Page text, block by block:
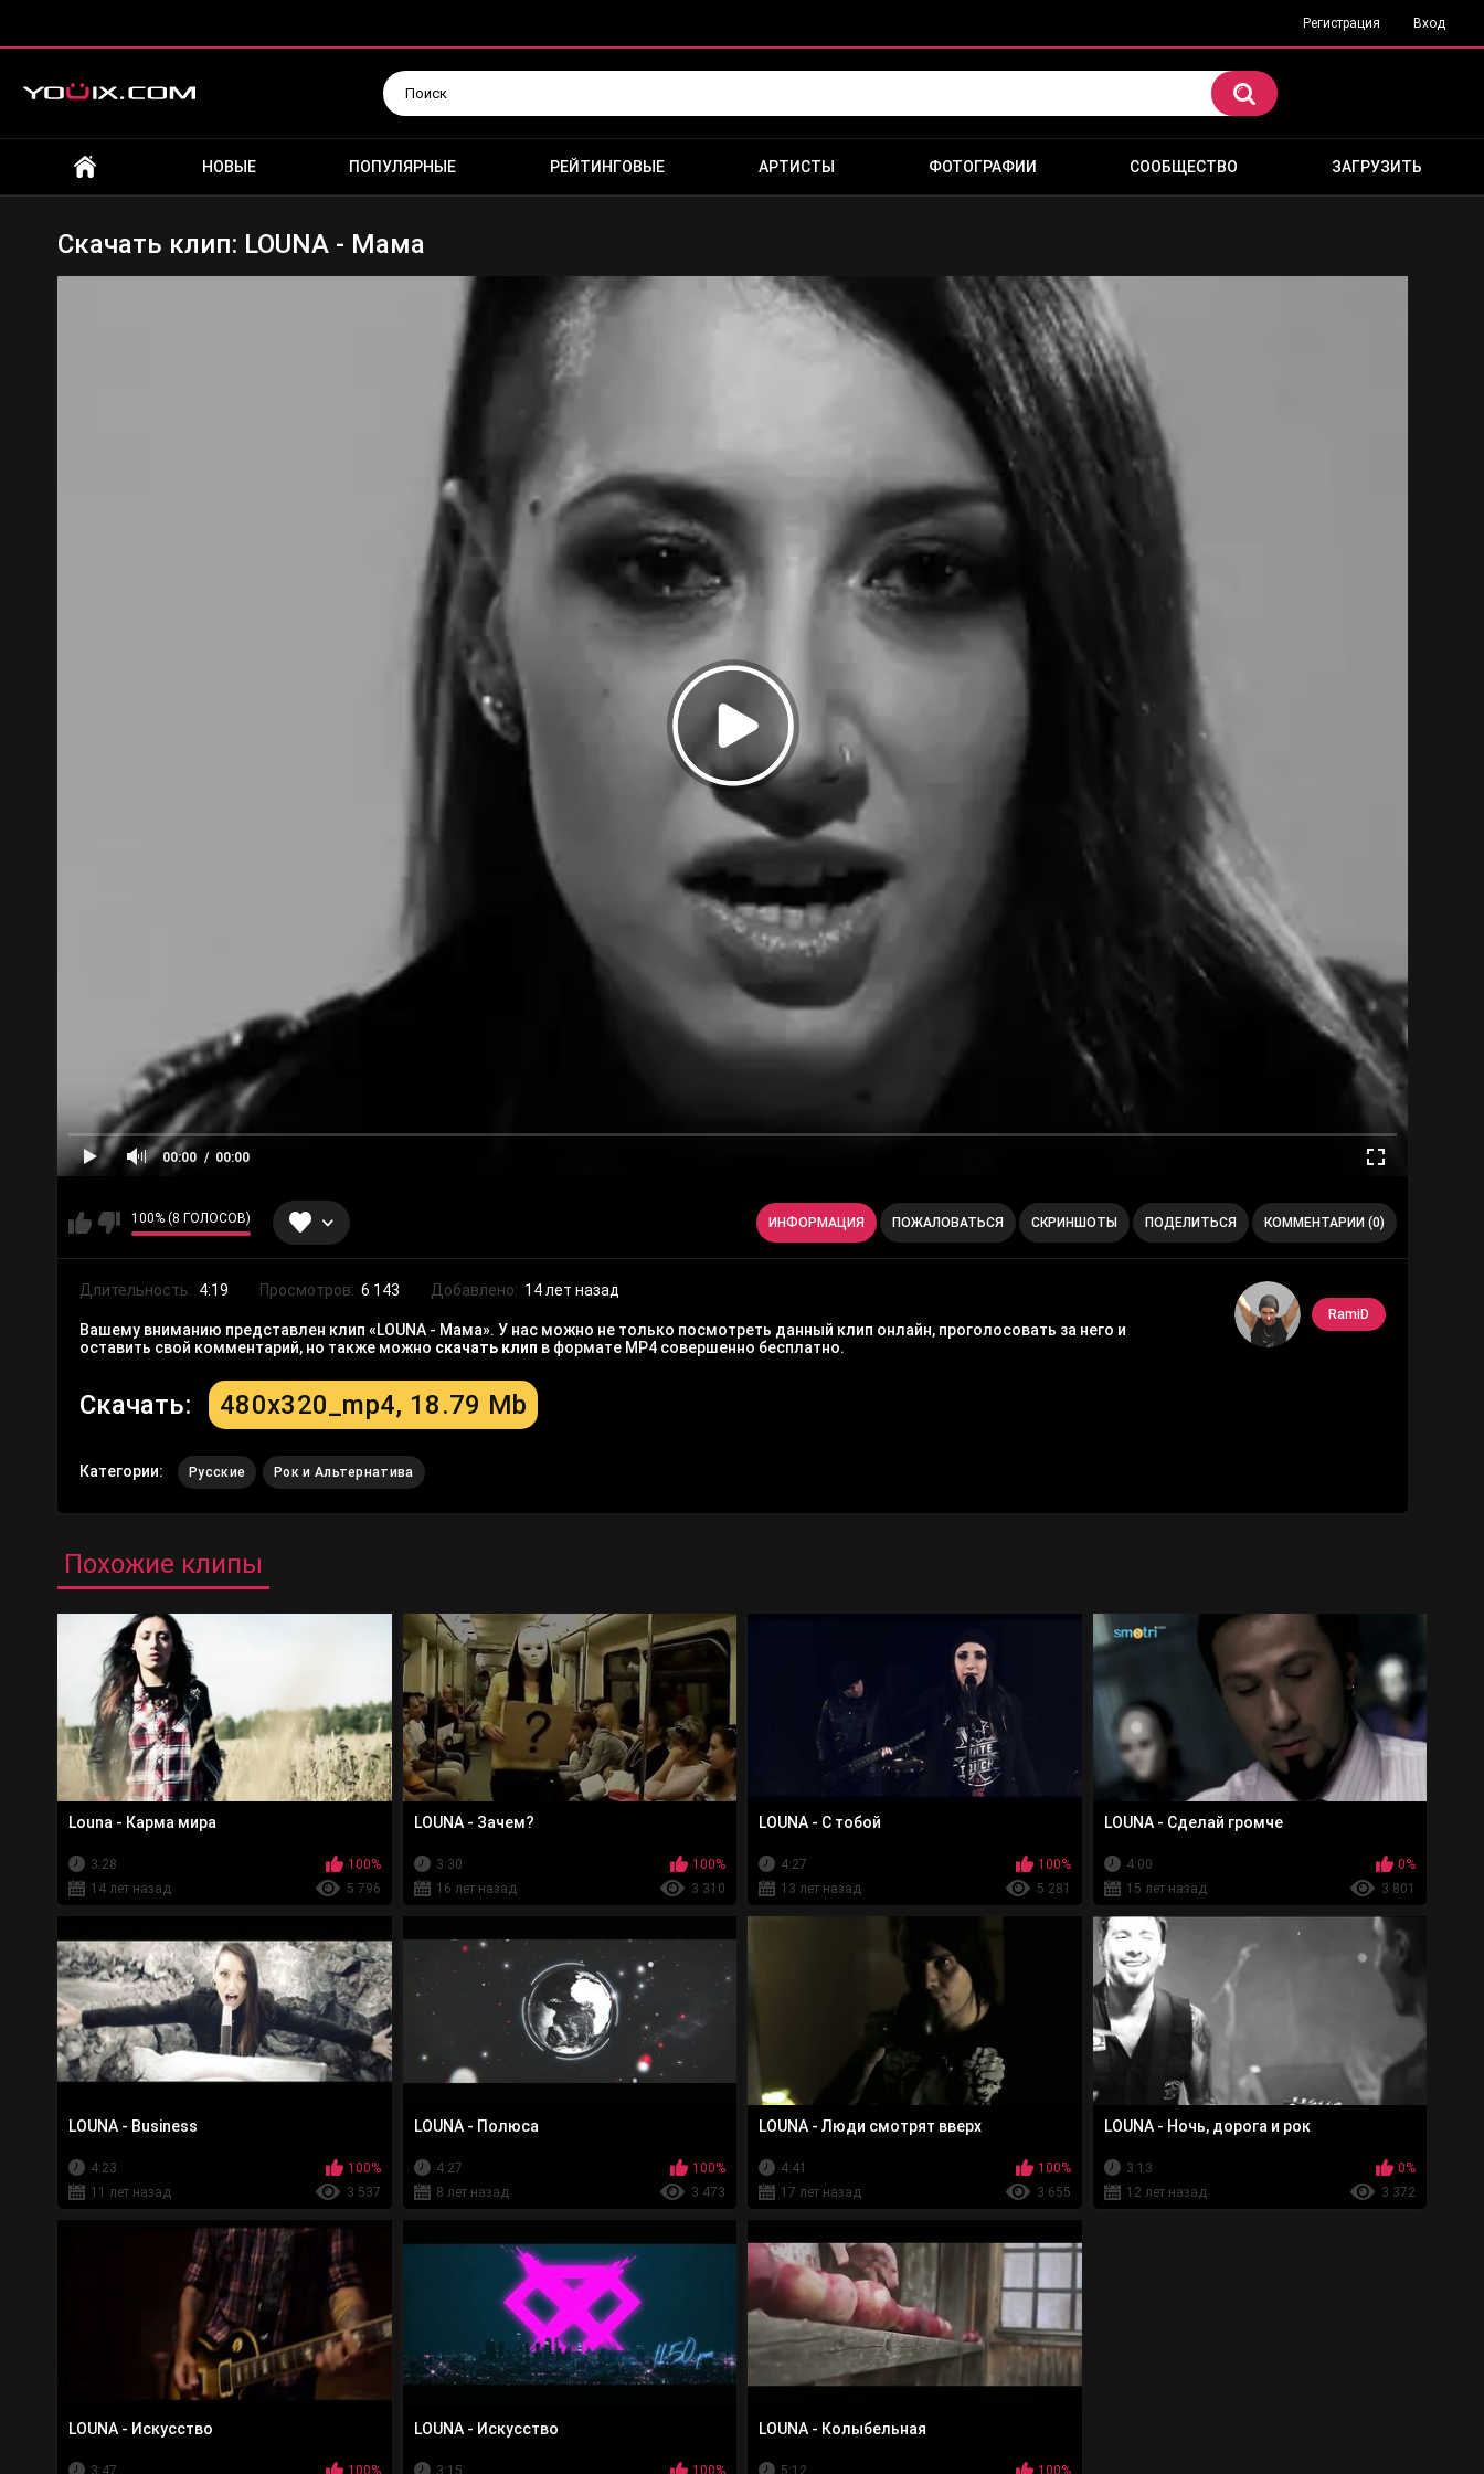
Регистрация Вход
НОВЫЕ ПОПУЛЯРНЫЕ РЕЙТИНГОВЫЕ АРТИСТЫ ФОТОГРАФИИ СООБЩЕСТВО ЗАГРУЗИТЬ
Скачать клип: LOUNA - Мама
00:00 00:00
100% (8 ГОЛОСОВ) ИНФОРМАЦИЯ ПОЖАЛОВАТЬСЯ СКРИНШОТЫ ПОДЕЛИТЬСЯ КОММЕНТАРИИ (0)
RamiD
Длительность: 4:19 Просмотров: 6 143 Добавлено: 14 лет назад
Вашему вниманию представлен клип «LOUNA - Мама». У нас можно не только посмотреть данный клип онлайн, проголосовать за него и
оставить свой комментарий, но также можно скачать клип в формате MP4 совершенно бесплатно.
Скачать: 480x320_mp4, 18.79 Mb
Категории: Русские Рок и Альтернатива
Похожие клипы
Louna - Карма мира
3:28
100%
14 лет назад
5 796
LOUNA - Зачем?
3:30
100%
16 лет назад
3 310
LOUNA - С тобой
4:27
100%
13 лет назад
5 281
LOUNA - Сделай громче
4:00
0%
15 лет назад
3 801
LOUNA - Business
4:23
100%
11 лет назад
3 537
LOUNA - Полюса
4:27
100%
8 лет назад
3 473
LOUNA - Люди смотрят вверх
4:41
100%
17 лет назад
3 655
LOUNA - Ночь, дорога и рок
3:13
0%
12 лет назад
3 372
LOUNA - Искусство
3:47 100%
LOUNA - Искусство
3:15 100%
LOUNA - Колыбельная
5:12 100%